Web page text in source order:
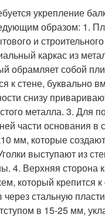
укрепление
образом: 1.
и
каркас из
обрамляет собой
к стене, буквально
снизу
металла. 3. Для
части основания в
мм, которые
выступают из
4. Верхняя сторона
который крепится к
стальную
в 15-25 мм,